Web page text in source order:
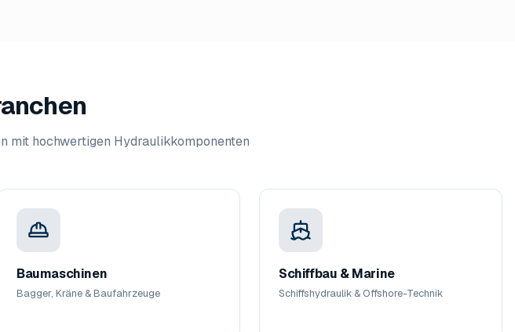
mit hochwertigen Hydraulikkomponenten
Baumaschinen
Bagger, Kräne & Baufahrzeuge
Schiffbau & Marine
Schiffshydraulik & Offshore-Technik